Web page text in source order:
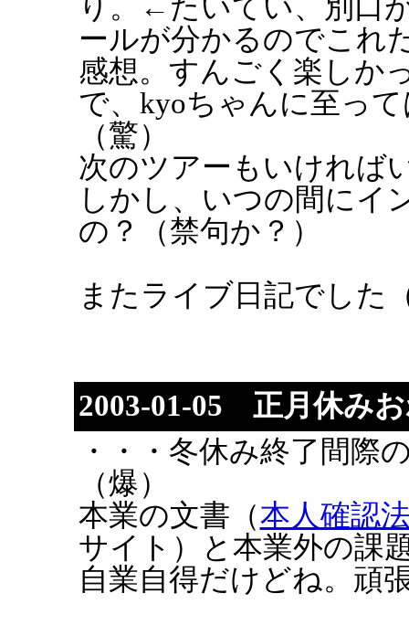
り。←たいてい、別口
ールが分かるのでこれ
感想。すんごく楽しか
で、kyoちゃんに至っ
（驚）
次のツアーもいければ
しかし、いつの間にイ
の？（禁句か？）
またライブ日記でした
2003-01-05 正月休み
・・・冬休み終了間際
（爆）
本業の文書（本人確認
サイト）と本業外の課
自業自得だけどね。頑